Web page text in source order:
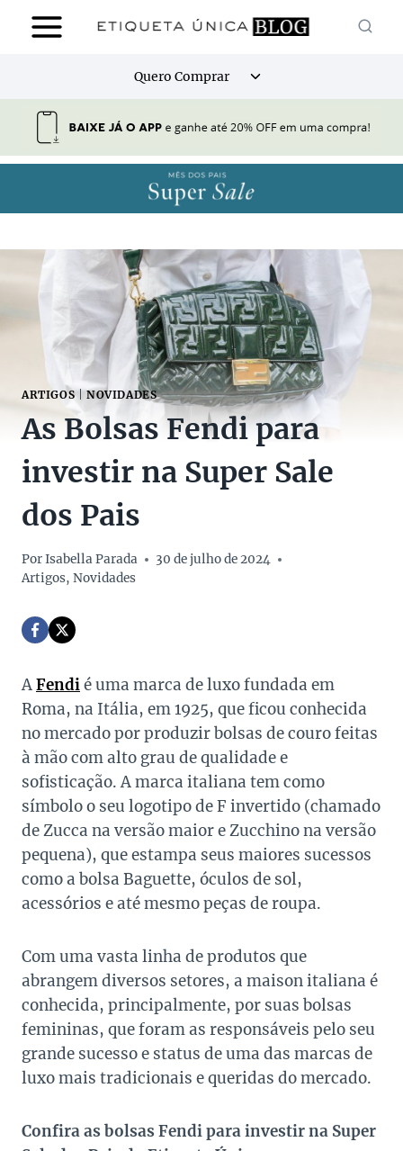
para
Quero Comprar
Alternar
ARTIGOS|NOVIDADES
As Bolsas Fendi para
investir na Super Sale
dos Pais
PorIsabella Parada
30 de julho de 2024
Artigos, Novidades
AFendié uma marca de luxo fundada em
Roma, na Itália, em 1925, que ficou conhecida
no mercado por produzir bolsas de couro feitas
à mão com alto grau de qualidade e
sofisticação. A marca italiana tem como
símbolo o seu logotipo de F invertido (chamado
de Zucca na versão maior e Zucchino na versão
pequena), que estampa seus maiores sucessos
como a bolsa Baguette, óculos de sol,
acessórios e até mesmo peças de roupa.
Com uma vasta linha de produtos que
abrangem diversos setores, a maison italiana é
conhecida, principalmente, por suas bolsas
femininas, que foram as responsáveis pelo seu
grande sucesso e status de uma das marcas de
luxo mais tradicionais e queridas do mercado.
Confira as bolsas Fendi para investir na Super